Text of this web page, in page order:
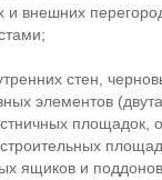
и внешних
стен,
элементов
площадок,
ящиков и